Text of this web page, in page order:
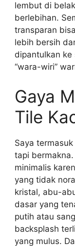
lembut di
berlebihan.
transparan
lebih bersih
dipantulkan
“wara-wiri”
Gaya
Tile
Saya
tapi
minimalis
yang tidak
kristal, abu-
dasar yang
putih atau
backsplash
yang mulus.